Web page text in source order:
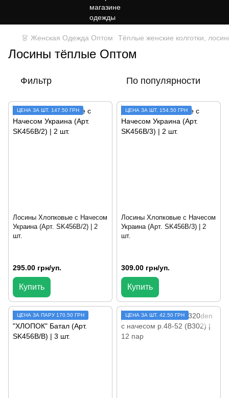
👗 Женская Одежда Оптом Тёплые женские колготки,
Лосины тёплые Оптом
Фильтр По популярности
ЦЕНА ЗА ШТ. 147.50 ГРН
Лосины Хлопковые с Начесом
Украина (Арт. SK456B/2) | 2
шт.
295.00 грн/уп.
Купить
ЦЕНА ЗА ШТ. 154.50 ГРН
Лосины Хлопковые с Начесом
Украина (Арт. SK456B/3) | 2
шт.
309.00 грн/уп.
Купить
ЦЕНА ЗА ПАРУ 170.50 ГРН ЦЕНА ЗА ШТ. 42.50 ГРН